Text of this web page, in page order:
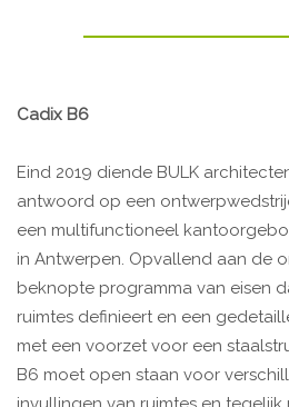
Cadix B6
Eind 2019 diende BULK
antwoord op een
een multifunctioneel
in Antwerpen. Opvallend aan de
beknopte programma van eisen
ruimtes definieert en een
met een voorzet voor een
B6 moet open staan voor